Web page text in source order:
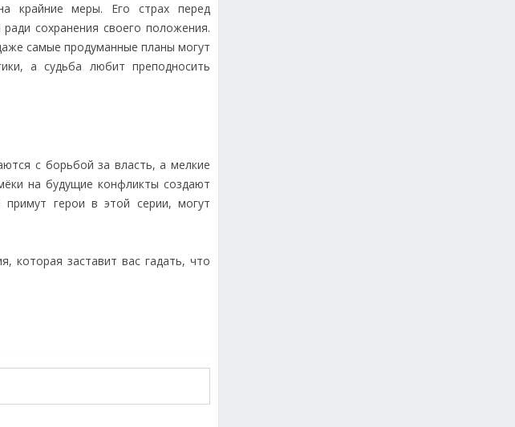
крайние меры. Его страх перед
сохранения своего положения.
самые продуманные планы могут
а судьба любит преподносить
с борьбой за власть, а мелкие
на будущие конфликты создают
герои в этой серии, могут
которая заставит вас гадать, что